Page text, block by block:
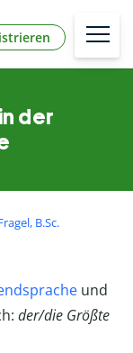
der
B.Sc.
und
der/die Größte